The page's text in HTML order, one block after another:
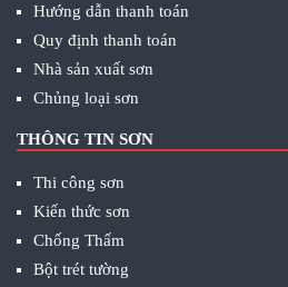
Hướng dẫn thanh toán
Quy định thanh toán
Nhà sản xuất sơn
Chủng loại sơn
THÔNG TIN SƠN
Thi công sơn
Kiến thức sơn
Chống Thấm
Bột trét tường